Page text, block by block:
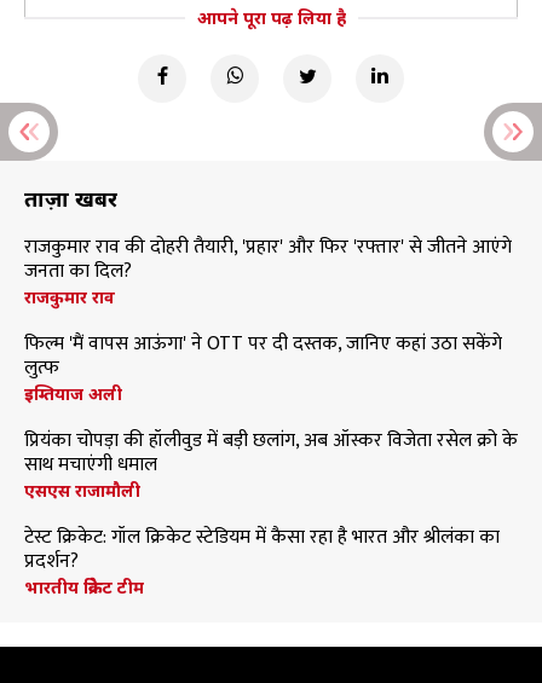
आपने पूरा पढ़ लिया है
ताज़ा खबरें
राजकुमार राव की दोहरी तैयारी, 'प्रहार' और फिर 'रफ्तार' से जीतने आएंगे
जनता का दिल?
राजकुमार राव
फिल्म 'मैं वापस आऊंगा' ने OTT पर दी दस्तक, जानिए कहां उठा सकेंगे
लुत्फ
इम्तियाज अली
प्रियंका चोपड़ा की हॉलीवुड में बड़ी छलांग, अब ऑस्कर विजेता रसेल क्रो के
साथ मचाएंगी धमाल
एसएस राजामौली
टेस्ट क्रिकेट: गॉल क्रिकेट स्टेडियम में कैसा रहा है भारत और श्रीलंका का
प्रदर्शन?
भारतीय क्रिकेट टीम